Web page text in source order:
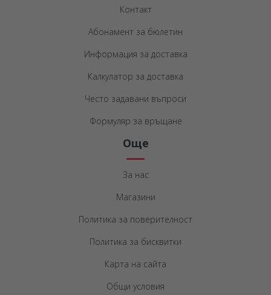
Контакт
Абонамент за бюлетин
Информация за доставка
Калкулатор за доставка
Често задавани въпроси
Формуляр за връщане
Още
За нас
Магазини
Политика за поверителност
Политика за бисквитки
Карта на сайта
Общи условия